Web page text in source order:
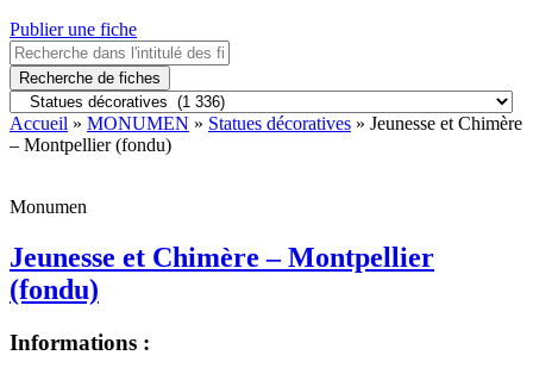
Publier une fiche
Recherche de fiches
Accueil » MONUMEN » Statues décoratives » Jeunesse et Chimère
– Montpellier (fondu)
Monumen
Jeunesse et Chimère – Montpellier
(fondu)
Informations :